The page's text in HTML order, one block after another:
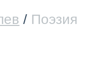
/ Поэзия